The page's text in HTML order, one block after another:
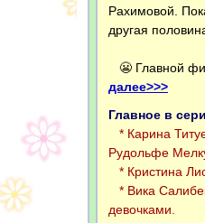
Рахимовой.
другая
😬 Главной
далее>>>
Главное в
* Карина
Рудольфе
* Кристина
* Вика
девочками.